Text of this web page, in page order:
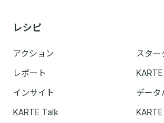
レシピ
アクション
スター
レポート
インサイト
データ
KARTE Talk